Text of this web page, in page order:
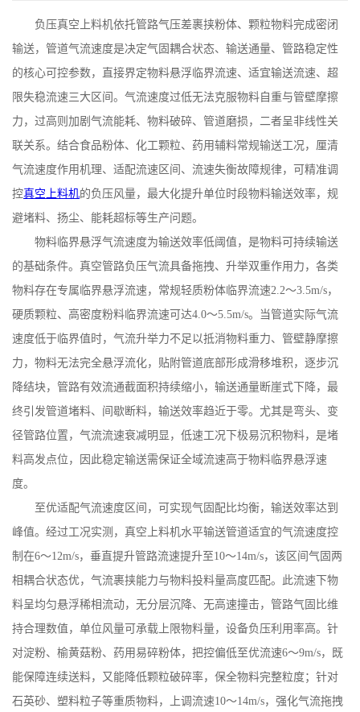
负压真空上料机依托管路气压差裹挟粉体、颗粒物料完成密闭
输送，管道气流速度是决定气固耦合状态、输送通量、管路稳定性
的核心可控参数，直接界定物料悬浮临界流速、适宜输送流速、超
限失稳流速三大区间。气流速度过低无法克服物料自重与管壁摩擦
力，过高则加剧气流能耗、物料破碎、管道磨损，二者呈非线性关
联关系。结合食品粉体、化工颗粒、药用辅料常规输送工况，厘清
气流速度作用机理、适配流速区间、流速失衡故障规律，可精准调
控真空上料机的负压风量，最大化提升单位时段物料输送效率，规
避堵料、扬尘、能耗超标等生产问题。
物料临界悬浮气流速度为输送效率低阈值，是物料可持续输送
的基础条件。真空管路负压气流具备拖拽、升举双重作用力，各类
物料存在专属临界悬浮流速，常规轻质粉体临界流速2.2～3.5m/s，
硬质颗粒、高密度粉料临界流速可达4.0～5.5m/s。当管道实际气流
速度低于临界值时，气流升举力不足以抵消物料重力、管壁静摩擦
力，物料无法完全悬浮流化，贴附管道底部形成滑移堆积，逐步沉
降结块，管路有效流通截面积持续缩小，输送通量断崖式下降，最
终引发管道堵料、间歇断料，输送效率趋近于零。尤其是弯头、变
径管路位置，气流流速衰减明显，低速工况下极易沉积物料，是堵
料高发点位，因此稳定输送需保证全域流速高于物料临界悬浮速
度。
至优适配气流速度区间，可实现气固配比均衡，输送效率达到
峰值。经过工况实测，真空上料机水平输送管道适宜的气流速度控
制在6～12m/s，垂直提升管路流速提升至10～14m/s，该区间气固两
相耦合状态优，气流裹挟能力与物料投料量高度匹配。此流速下物
料呈均匀悬浮稀相流动，无分层沉降、无高速撞击，管路气固比维
持合理数值，单位风量可承载上限物料量，设备负压利用率高。针
对淀粉、榆黄菇粉、药用易碎粉体，把控偏低至优流速6～9m/s，既
能保障连续送料，又能降低颗粒破碎率，保全物料完整粒度；针对
石英砂、塑料粒子等重质物料，上调流速10～14m/s，强化气流拖拽